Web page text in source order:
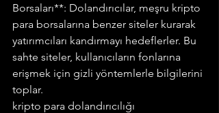
Borsaları**: Dolandırıcılar, meşru kripto
para borsalarına benzer siteler kurarak
yatırımcıları kandırmayı hedeflerler. Bu
sahte siteler, kullanıcıların fonlarına
erişmek için gizli yöntemlerle bilgilerini
toplar.
kripto para dolandırıcılığı